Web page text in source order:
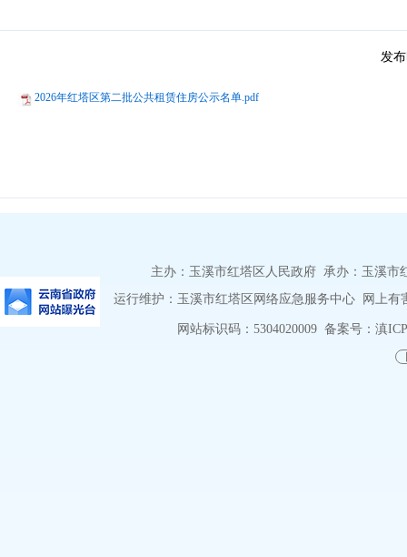
发
2026年红塔区第二批公共租赁住房公示名单.pdf
主办：玉溪市红塔区人民政府 承办：玉溪市
运行维护：玉溪市红塔区网络应急服务中心 网上有
网站标识码：5304020009备案号：滇